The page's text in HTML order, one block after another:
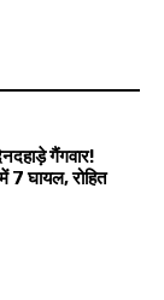
गैंगवार!
7 घायल, रोहित